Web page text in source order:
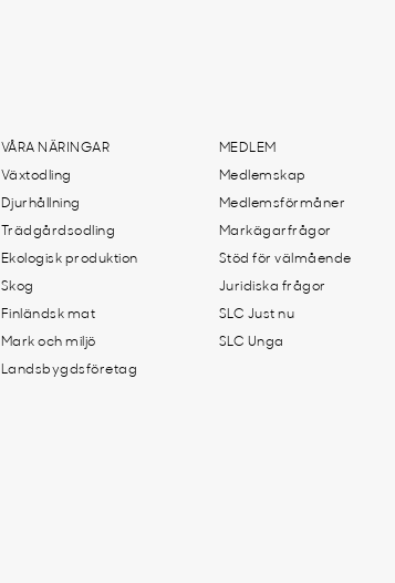
VÅRA NÄRINGAR
Växtodling
Djurhållning
Trädgårdsodling
Ekologisk produktion
Skog
Finländsk mat
Mark och miljö
Landsbygdsföretag
MEDLEM
Medlemskap
Medlemsförmåner
Markägarfrågor
Stöd för välmående
Juridiska frågor
SLC Just nu
SLC Unga